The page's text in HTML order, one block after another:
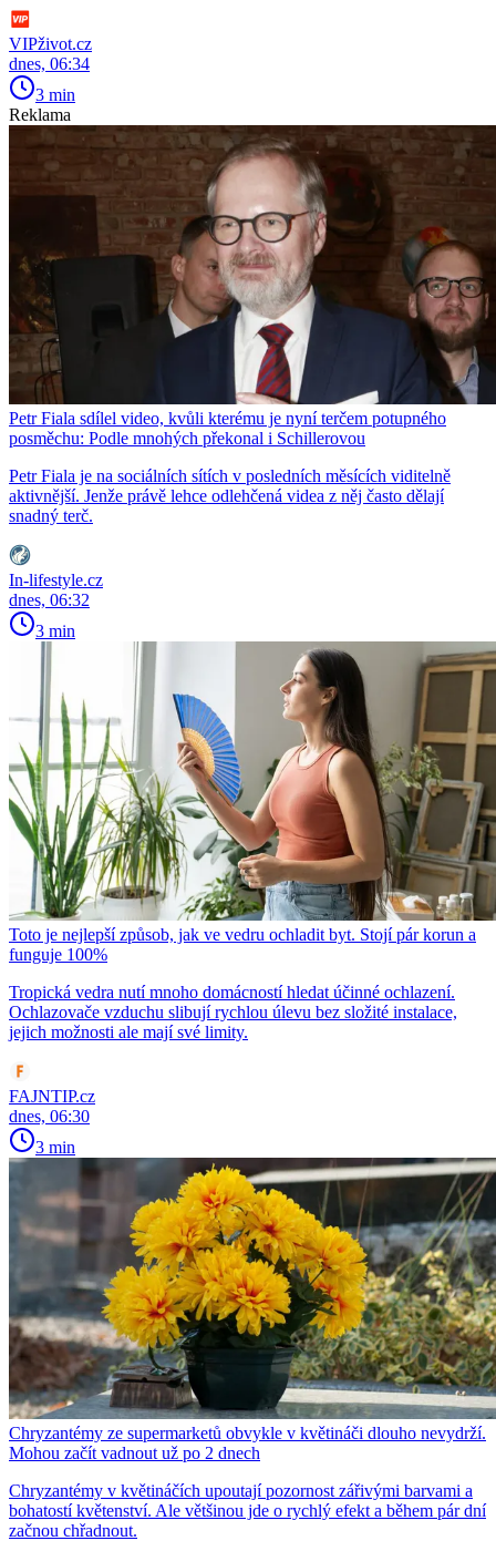
VIPživot.cz
dnes, 06:34
3 min
Reklama
Petr Fiala sdílel video, kvůli kterému je nyní terčem potupného
posměchu: Podle mnohých překonal i Schillerovou
Petr Fiala je na sociálních sítích v posledních měsících viditelně
aktivnější. Jenže právě lehce odlehčená videa z něj často dělají
snadný terč.
In-lifestyle.cz
dnes, 06:32
3 min
Toto je nejlepší způsob, jak ve vedru ochladit byt. Stojí pár korun a
funguje 100%
Tropická vedra nutí mnoho domácností hledat účinné ochlazení.
Ochlazovače vzduchu slibují rychlou úlevu bez složité instalace,
jejich možnosti ale mají své limity.
FAJNTIP.cz
dnes, 06:30
3 min
Chryzantémy ze supermarketů obvykle v květináči dlouho nevydrží.
Mohou začít vadnout už po 2 dnech
Chryzantémy v květináčích upoutají pozornost zářivými barvami a
bohatostí květenství. Ale většinou jde o rychlý efekt a během pár dní
začnou chřadnout.